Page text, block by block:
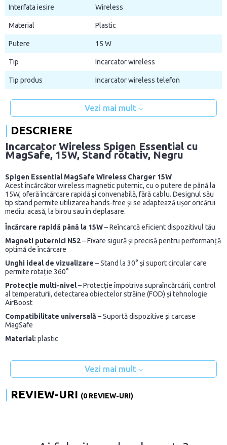
Interfata iesire Wireless
Material Plastic
Putere 15 W
Tip Incarcator wireless
Tip produs Incarcator wireless telefon
Vezi mai mult
DESCRIERE
Incarcator Wireless Spigen Essential cu
MagSafe, 15W, Stand rotativ, Negru
Spigen Essential MagSafe Wireless Charger 15W
Acest încărcător wireless magnetic puternic, cu o putere de până la
15W, oferă încărcare rapidă și convenabilă, fără cablu. Designul său
tip stand permite utilizarea hands-free și se adaptează ușor oricărui
mediu: acasă, la birou sau în deplasare.
Încărcare rapidă până la 15W– Reîncarcă eficient dispozitivul tău
Magneti puternici N52– Fixare sigură și precisă pentru performanță
optimă de încărcare
Unghi ideal de vizualizare – Stand la 30° și suport circular care
permite rotație 360°
Protecție multi-nivel– Protecție împotriva supraîncărcării, control
al temperaturii, detectarea obiectelor străine (FOD) și tehnologie
AirBoost
Compatibilitate universală – Suportă dispozitive și carcase
MagSafe
Material: plastic
Vezi mai mult
REVIEW-URI (0 REVIEW-URI)